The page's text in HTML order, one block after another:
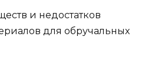
и недостатков
для обручальных